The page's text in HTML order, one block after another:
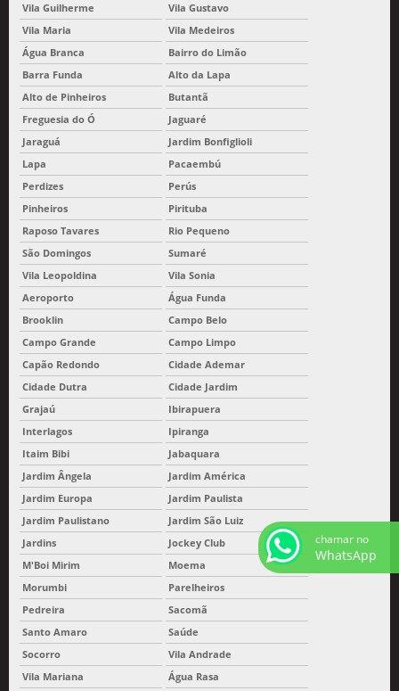
Vila Guilherme
Vila Gustavo
Vila Maria
Vila Medeiros
Água Branca
Bairro do Limão
Barra Funda
Alto da Lapa
Alto de Pinheiros
Butantã
Freguesia do Ó
Jaguaré
Jaraguá
Jardim Bonfiglioli
Lapa
Pacaembú
Perdizes
Perús
Pinheiros
Pirituba
Raposo Tavares
Rio Pequeno
São Domingos
Sumaré
Vila Leopoldina
Vila Sonia
Aeroporto
Água Funda
Brooklin
Campo Belo
Campo Grande
Campo Limpo
Capão Redondo
Cidade Ademar
Cidade Dutra
Cidade Jardim
Grajaú
Ibirapuera
Interlagos
Ipiranga
Itaim Bibi
Jabaquara
Jardim Ângela
Jardim América
Jardim Europa
Jardim Paulista
Jardim Paulistano
Jardim São Luiz
Jardins
Jockey Club
M'Boi Mirim
Moema
Morumbi
Parelheiros
Pedreira
Sacomã
Santo Amaro
Saúde
Socorro
Vila Andrade
Vila Mariana
Água Rasa
chamar no
WhatsApp